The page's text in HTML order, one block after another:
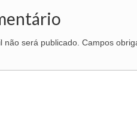
não será publicado. Campos